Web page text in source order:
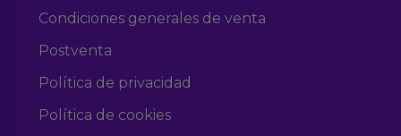
Condiciones generales de venta
Postventa
Política de privacidad
Política de cookies